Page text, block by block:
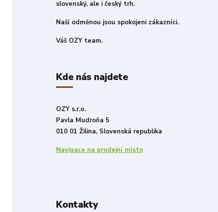
slovenský, ale i český trh.
Naší odměnou jsou spokojeni zákazníci.
Váš OZY team.
Kde nás najdete
OZY s.r.o.
Pavla Mudroňa 5
010 01 Žilina, Slovenská republika
Navigace na prodejní místo
Kontakty